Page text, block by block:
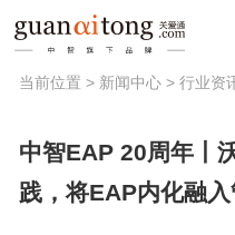
当前位置 > 新闻中心 > 行业资
中智EAP 20周年丨
践，将EAP内化融